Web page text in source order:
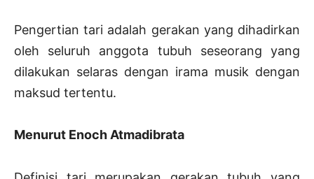
Pengertian tari adalah gerakan yang dihadirkan
oleh seluruh anggota tubuh seseorang yang
dilakukan selaras dengan irama musik dengan
maksud tertentu.
Menurut Enoch Atmadibrata